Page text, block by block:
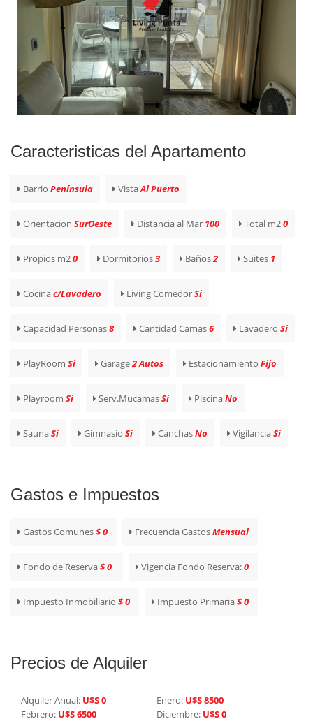
Caracteristicas del Apartamento
Barrio Península VistaAl Puerto
Orientacion SurOeste Distancia al Mar 100 Total m20
Propios m20 Dormitorios3 Baños2 Suites 1
Cocinac/Lavadero Living ComedorSi
Capacidad Personas8 Cantidad Camas6 Lavadero Si
PlayRoom Si Garage2 Autos Estacionamiento Fijo
Playroom Si Serv.MucamasSi PiscinaNo
SaunaSi Gimnasio Si CanchasNo VigilanciaSi
Gastos e Impuestos
Gastos Comunes$ 0 Frecuencia GastosMensual
Fondo de Reserva$ 0 Vigencia Fondo Reserva:0
Impuesto Inmobiliario $ 0 Impuesto Primaria$ 0
Precios de Alquiler
Alquiler Anual: U$S 0 Enero: U$S 8500
Febrero: U$S 6500 Diciembre: U$S 0